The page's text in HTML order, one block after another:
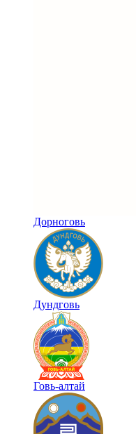
Дорноговь
Дундговь
Говь-алтай